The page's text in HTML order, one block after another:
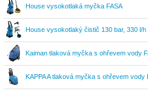
House vysokotlaká myčka FASA
House vysokotlaký čistič 130 bar, 330 l/h
Kaiman tlaková myčka s ohřevem vody
KAPPA A tlaková myčka s ohřevem vody